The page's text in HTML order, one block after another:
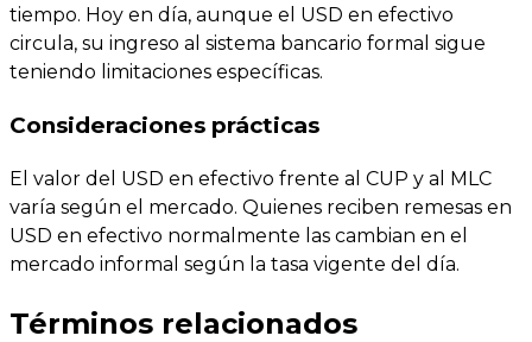
tiempo. Hoy en día, aunque el USD en efectivo
circula, su ingreso al sistema bancario formal sigue
teniendo limitaciones específicas.
Consideraciones prácticas
El valor del USD en efectivo frente al CUP y al MLC
varía según el mercado. Quienes reciben remesas en
USD en efectivo normalmente las cambian en el
mercado informal según la tasa vigente del día.
Términos relacionados